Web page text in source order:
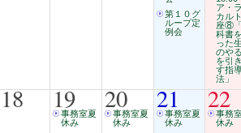
第１０グ
ループ定
例会
ア・
カル
座⑧
科書
った
のや
を引
す指
法」
18 19
事務室夏
休み
20
事務室夏
休み
21
事務室夏
休み
22
事務
休み